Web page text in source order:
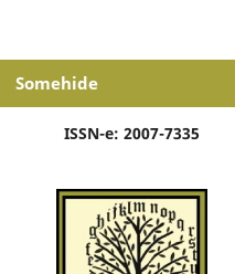
Somehide
ISSN-e: 2007-7335